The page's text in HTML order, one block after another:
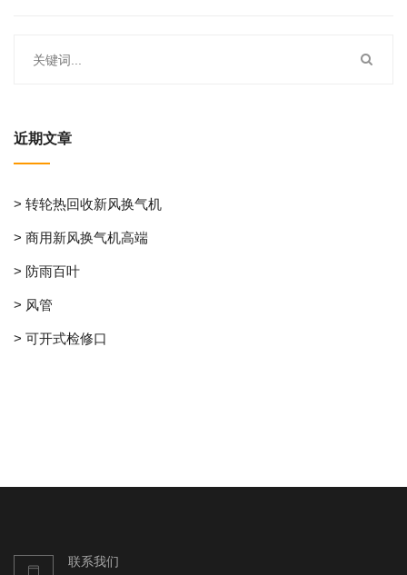
近期文章
> 转轮热回收新风换气机
> 商用新风换气机高端
> 防雨百叶
> 风管
> 可开式检修口
联系我们